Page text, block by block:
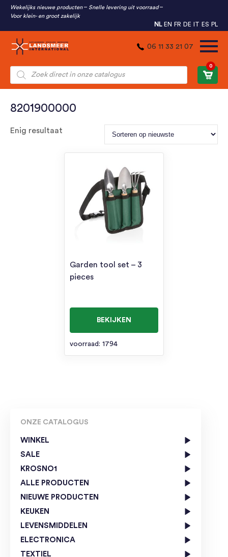
Wekelijks nieuwe producten
Snelle levering uit voorraad
Voor klein- en groot zakelijk
NL EN FR DE IT ES PL
06 11 33 21 07
Producten
zoeken
0
ONZE CATALOGUS
WINKEL
SALE
KROSNO1
ALLE PRODUCTEN
NIEUWE PRODUCTEN
KEUKEN
LEVENSMIDDELEN
ELECTRONICA
TEXTIEL
8201900000
Enig resultaat
Garden tool set – 3
pieces
BEKIJKEN
voorraad: 1794